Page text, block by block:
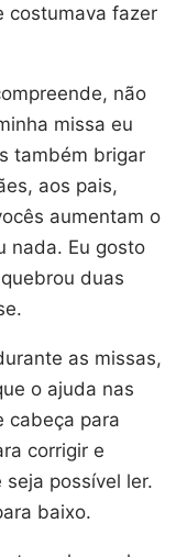
costumava fazer
não
missa eu
também brigar
aos pais,
aumentam o
nada. Eu gosto
duas
as missas,
o ajuda nas
cabeça para
corrigir e
possível ler.
baixo.